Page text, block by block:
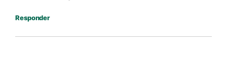
Responder